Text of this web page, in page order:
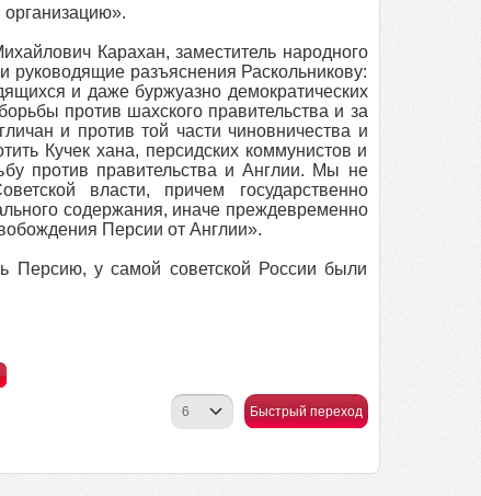
Карахан, заместитель народного
разъяснения Раскольникову:
и даже буржуазно демократических
против шахского правительства и за
и против той части чиновничества и
Кучек хана, персидских коммунистов и
против правительства и Англии. Мы не
власти, причем государственно
содержания, иначе преждевременно
Персии от Англии».
Персию, у самой советской России были
Быстрый переход